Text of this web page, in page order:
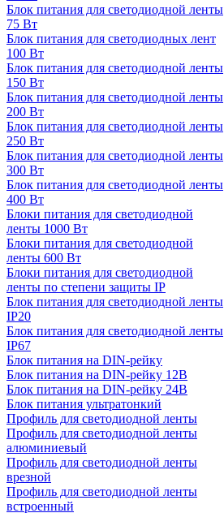
Блок питания для светодиодной ленты
75 Вт
Блок питания для светодиодных лент
100 Вт
Блок питания для светодиодной ленты
150 Вт
Блок питания для светодиодной ленты
200 Вт
Блок питания для светодиодной ленты
250 Вт
Блок питания для светодиодной ленты
300 Вт
Блок питания для светодиодной ленты
400 Вт
Блоки питания для светодиодной
ленты 1000 Вт
Блоки питания для светодиодной
ленты 600 Вт
Блоки питания для светодиодной
ленты по степени защиты IP
Блок питания для светодиодной ленты
IP20
Блок питания для светодиодной ленты
IP67
Блок питания на DIN-рейку
Блок питания на DIN-рейку 12В
Блок питания на DIN-рейку 24В
Блок питания ультратонкий
Профиль для светодиодной ленты
Профиль для светодиодной ленты
алюминиевый
Профиль для светодиодной ленты
врезной
Профиль для светодиодной ленты
встроенный